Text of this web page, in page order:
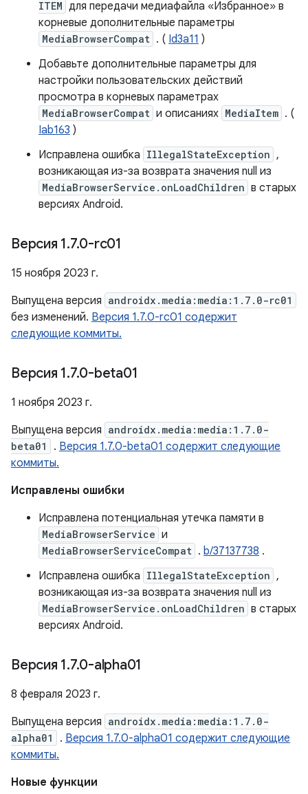
ITEM для передачи медиафайла «Избранное» в
корневые дополнительные параметры
MediaBrowserCompat . ( Id3a11 )
Добавьте дополнительные параметры для
настройки пользовательских действий
просмотра в корневых параметрах
MediaBrowserCompat и описаниях MediaItem . (
Iab163 )
Исправлена ​​ошибка IllegalStateException ,
возникающая из-за возврата значения null из
MediaBrowserService.onLoadChildren в старых
версиях Android.
Версия 1.7.0-rc01
15 ноября 2023 г.
Выпущена версия androidx.media:media:1.7.0-rc01
без изменений. Версия 1.7.0-rc01 содержит
следующие коммиты.
Версия 1.7.0-beta01
1 ноября 2023 г.
Выпущена версия androidx.media:media:1.7.0-
beta01
. Версия 1.7.0-beta01 содержит следующие
коммиты.
Исправлены ошибки
Исправлена ​​потенциальная утечка памяти в
MediaBrowserService и
MediaBrowserServiceCompat . b/37137738 .
Исправлена ​​ошибка IllegalStateException ,
возникающая из-за возврата значения null из
MediaBrowserService.onLoadChildren в старых
версиях Android.
Версия 1.7.0-alpha01
8 февраля 2023 г.
Выпущена версия androidx.media:media:1.7.0-
alpha01
. Версия 1.7.0-alpha01 содержит следующие
коммиты.
Новые функции